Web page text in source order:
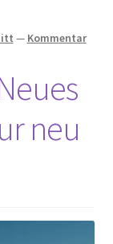
— Kommentar
neu